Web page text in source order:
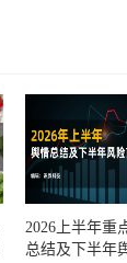
2026上半年重
总结及下半年